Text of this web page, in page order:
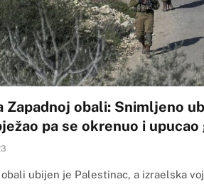
Zapadnoj obali: Snimljeno
pa se okrenuo i upucao
obali ubijen je Palestinac, a izraelska